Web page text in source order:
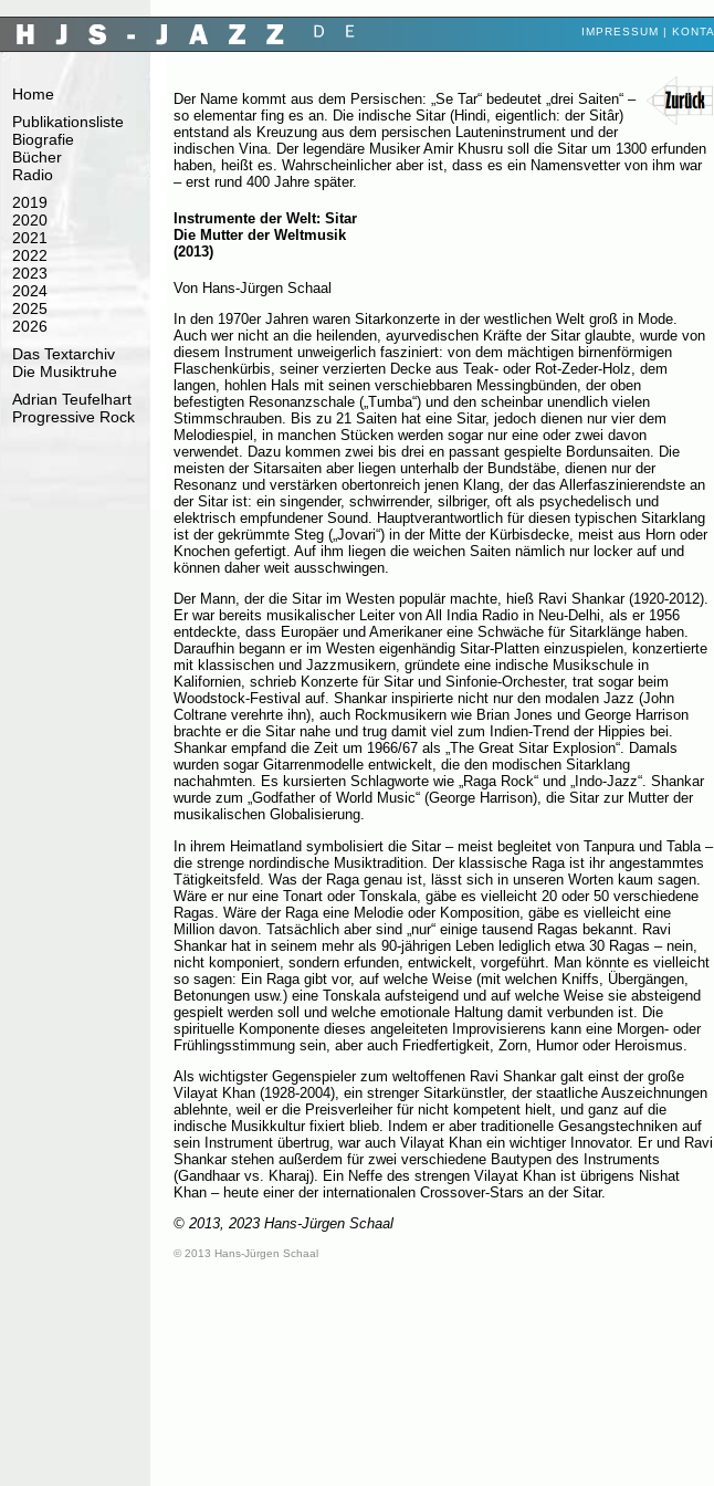
IMPRESSUM |
Home
Publikationsliste
Biografie
Bücher
Radio
2019
2020
2021
2022
2023
2024
2025
2026
Das Textarchiv
Die Musiktruhe
Adrian Teufelhart
Progressive Rock
Der Name kommt aus dem Persischen: „Se Tar“ bedeutet „drei Saiten“ –
so elementar fing es an. Die indische Sitar (Hindi, eigentlich: der Sitâr)
entstand als Kreuzung aus dem persischen Lauteninstrument und der
indischen Vina. Der legendäre Musiker Amir Khusru soll die Sitar um 1300 erfunden
haben, heißt es. Wahrscheinlicher aber ist, dass es ein Namensvetter von ihm war
– erst rund 400 Jahre später.
Instrumente der Welt: Sitar
Die Mutter der Weltmusik
(2013)
Von Hans-Jürgen Schaal
In den 1970er Jahren waren Sitarkonzerte in der westlichen Welt groß in Mode.
Auch wer nicht an die heilenden, ayurvedischen Kräfte der Sitar glaubte, wurde von
diesem Instrument unweigerlich fasziniert: von dem mächtigen birnenförmigen
Flaschenkürbis, seiner verzierten Decke aus Teak- oder Rot-Zeder-Holz, dem
langen, hohlen Hals mit seinen verschiebbaren Messingbünden, der oben
befestigten Resonanzschale („Tumba“) und den scheinbar unendlich vielen
Stimmschrauben. Bis zu 21 Saiten hat eine Sitar, jedoch dienen nur vier dem
Melodiespiel, in manchen Stücken werden sogar nur eine oder zwei davon
verwendet. Dazu kommen zwei bis drei en passant gespielte Bordunsaiten. Die
meisten der Sitarsaiten aber liegen unterhalb der Bundstäbe, dienen nur der
Resonanz und verstärken obertonreich jenen Klang, der das Allerfaszinierendste an
der Sitar ist: ein singender, schwirrender, silbriger, oft als psychedelisch und
elektrisch empfundener Sound. Hauptverantwortlich für diesen typischen Sitarklang
ist der gekrümmte Steg („Jovari“) in der Mitte der Kürbisdecke, meist aus Horn oder
Knochen gefertigt. Auf ihm liegen die weichen Saiten nämlich nur locker auf und
können daher weit ausschwingen.
Der Mann, der die Sitar im Westen populär machte, hieß Ravi Shankar (1920-2012).
Er war bereits musikalischer Leiter von All India Radio in Neu-Delhi, als er 1956
entdeckte, dass Europäer und Amerikaner eine Schwäche für Sitarklänge haben.
Daraufhin begann er im Westen eigenhändig Sitar-Platten einzuspielen, konzertierte
mit klassischen und Jazzmusikern, gründete eine indische Musikschule in
Kalifornien, schrieb Konzerte für Sitar und Sinfonie-Orchester, trat sogar beim
Woodstock-Festival auf. Shankar inspirierte nicht nur den modalen Jazz (John
Coltrane verehrte ihn), auch Rockmusikern wie Brian Jones und George Harrison
brachte er die Sitar nahe und trug damit viel zum Indien-Trend der Hippies bei.
Shankar empfand die Zeit um 1966/67 als „The Great Sitar Explosion“. Damals
wurden sogar Gitarrenmodelle entwickelt, die den modischen Sitarklang
nachahmten. Es kursierten Schlagworte wie „Raga Rock“ und „Indo-Jazz“. Shankar
wurde zum „Godfather of World Music“ (George Harrison), die Sitar zur Mutter der
musikalischen Globalisierung.
In ihrem Heimatland symbolisiert die Sitar – meist begleitet von Tanpura und Tabla –
die strenge nordindische Musiktradition. Der klassische Raga ist ihr angestammtes
Tätigkeitsfeld. Was der Raga genau ist, lässt sich in unseren Worten kaum sagen.
Wäre er nur eine Tonart oder Tonskala, gäbe es vielleicht 20 oder 50 verschiedene
Ragas. Wäre der Raga eine Melodie oder Komposition, gäbe es vielleicht eine
Million davon. Tatsächlich aber sind „nur“ einige tausend Ragas bekannt. Ravi
Shankar hat in seinem mehr als 90-jährigen Leben lediglich etwa 30 Ragas – nein,
nicht komponiert, sondern erfunden, entwickelt, vorgeführt. Man könnte es vielleicht
so sagen: Ein Raga gibt vor, auf welche Weise (mit welchen Kniffs, Übergängen,
Betonungen usw.) eine Tonskala aufsteigend und auf welche Weise sie absteigend
gespielt werden soll und welche emotionale Haltung damit verbunden ist. Die
spirituelle Komponente dieses angeleiteten Improvisierens kann eine Morgen- oder
Frühlingsstimmung sein, aber auch Friedfertigkeit, Zorn, Humor oder Heroismus.
Als wichtigster Gegenspieler zum weltoffenen Ravi Shankar galt einst der große
Vilayat Khan (1928-2004), ein strenger Sitarkünstler, der staatliche Auszeichnungen
ablehnte, weil er die Preisverleiher für nicht kompetent hielt, und ganz auf die
indische Musikkultur fixiert blieb. Indem er aber traditionelle Gesangstechniken auf
sein Instrument übertrug, war auch Vilayat Khan ein wichtiger Innovator. Er und Ravi
Shankar stehen außerdem für zwei verschiedene Bautypen des Instruments
(Gandhaar vs. Kharaj). Ein Neffe des strengen Vilayat Khan ist übrigens Nishat
Khan – heute einer der internationalen Crossover-Stars an der Sitar.
© 2013, 2023 Hans-Jürgen Schaal
© 2013 Hans-Jürgen Schaal